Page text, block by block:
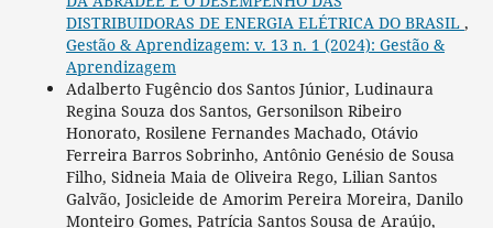
DISTRIBUIDORAS DE ENERGIA ELÉTRICA DO BRASIL ,
Gestão & Aprendizagem: v. 13 n. 1 (2024): Gestão &
Aprendizagem
Adalberto Fugêncio dos Santos Júnior, Ludinaura
Regina Souza dos Santos, Gersonilson Ribeiro
Honorato, Rosilene Fernandes Machado, Otávio
Ferreira Barros Sobrinho, Antônio Genésio de Sousa
Filho, Sidneia Maia de Oliveira Rego, Lilian Santos
Galvão, Josicleide de Amorim Pereira Moreira, Danilo
Monteiro Gomes, Patrícia Santos Sousa de Araújo,